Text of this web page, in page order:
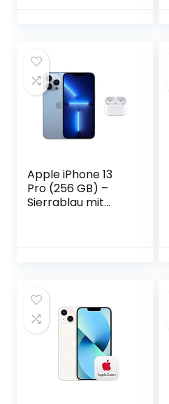
Apple iPhone 13
Pro (256 GB) –
Sierrablau mit